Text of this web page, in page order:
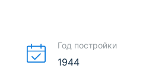
Год постройки
1944